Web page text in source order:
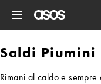
Saldi Piumini
Rimani al caldo e